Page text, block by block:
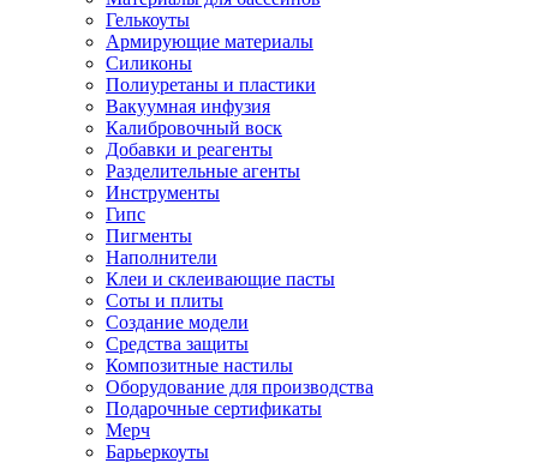
Гелькоуты
Армирующие материалы
Силиконы
Полиуретаны и пластики
Вакуумная инфузия
Калибровочный воск
Добавки и реагенты
Разделительные агенты
Инструменты
Гипс
Пигменты
Наполнители
Клеи и склеивающие пасты
Соты и плиты
Создание модели
Средства защиты
Композитные настилы
Оборудование для производства
Подарочные сертификаты
Мерч
Барьеркоуты